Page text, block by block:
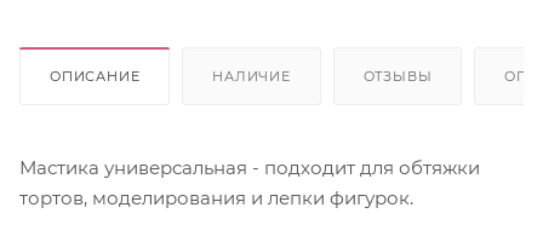
ОПИСАНИЕ НАЛИЧИЕ ОТЗЫВЫ
Мастика универсальная - подходит для обтяжки
тортов, моделирования и лепки фигурок.